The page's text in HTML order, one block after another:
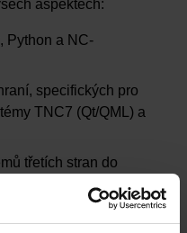
aspektech:
Python a NC-
specifických pro
TNC7 (Qt/QML) a
třetích stran do